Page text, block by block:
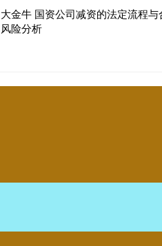
大金牛 国资公司减资的法定流程与
风险分析